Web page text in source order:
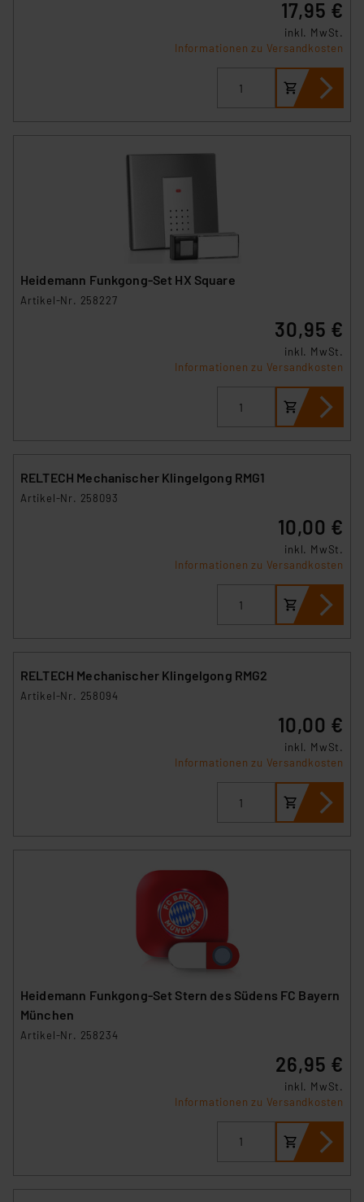
17,95 €
inkl. MwSt.
Informationen zu Versandkosten
Heidemann Funkgong-Set HX Square
Artikel-Nr. 258227
30,95 €
inkl. MwSt.
Informationen zu Versandkosten
RELTECH Mechanischer Klingelgong RMG1
Artikel-Nr. 258093
10,00 €
inkl. MwSt.
Informationen zu Versandkosten
RELTECH Mechanischer Klingelgong RMG2
Artikel-Nr. 258094
10,00 €
inkl. MwSt.
Informationen zu Versandkosten
Heidemann Funkgong-Set Stern des Südens FC Bayern
München
Artikel-Nr. 258234
26,95 €
inkl. MwSt.
Informationen zu Versandkosten